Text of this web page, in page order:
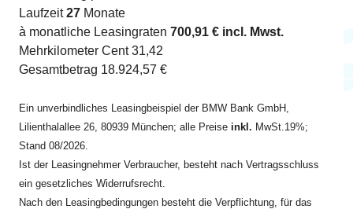
Laufzeit27 Monate
à monatliche Leasingraten 700,91 € incl. Mwst.
Mehrkilometer Cent 31,42
Gesamtbetrag 18.924,57 €
Ein unverbindliches Leasingbeispiel der BMW Bank GmbH,
Lilienthalallee 26, 80939 München; alle Preise inkl. MwSt.19%;
Stand 08/2026.
Ist der Leasingnehmer Verbraucher, besteht nach Vertragsschluss
ein gesetzliches Widerrufsrecht.
Nach den Leasingbedingungen besteht die Verpflichtung, für das